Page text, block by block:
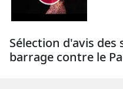
Sélection d'avis des
barrage contre le